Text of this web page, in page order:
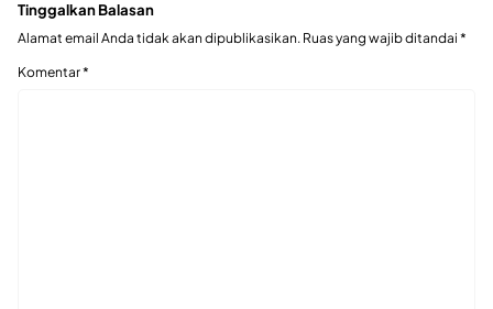
Tinggalkan Balasan
Alamat email Anda tidak akan dipublikasikan. Ruas yang wajib ditandai *
Komentar*